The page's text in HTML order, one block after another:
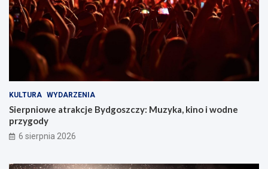
KULTURA WYDARZENIA
Sierpniowe atrakcje Bydgoszczy: Muzyka, kino i wodne
przygody
6 sierpnia 2026